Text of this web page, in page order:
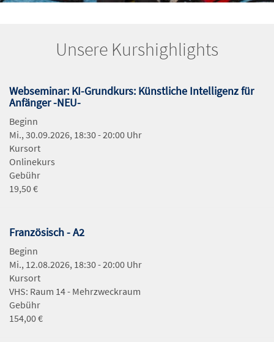
Unsere Kurshighlights
Webseminar: KI-Grundkurs: Künstliche Intelligenz für
Anfänger -NEU-
Beginn
Mi., 30.09.2026, 18:30 - 20:00 Uhr
Kursort
Onlinekurs
Gebühr
19,50 €
Französisch - A2
Beginn
Mi., 12.08.2026, 18:30 - 20:00 Uhr
Kursort
VHS: Raum 14 - Mehrzweckraum
Gebühr
154,00 €